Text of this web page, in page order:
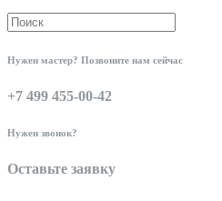
Нужен мастер? Позвоните нам сейчас
+7 499 455-00-42
Нужен звонок?
Оставьте заявку